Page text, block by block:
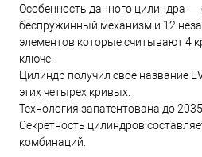
Особенность данного цилиндра
беспружинный механизм и 12
элементов которые считывают 4
ключе.
Цилиндр получил свое название
этих четырех кривых.
Технология запатентована до
Секретность цилиндров
комбинаций.